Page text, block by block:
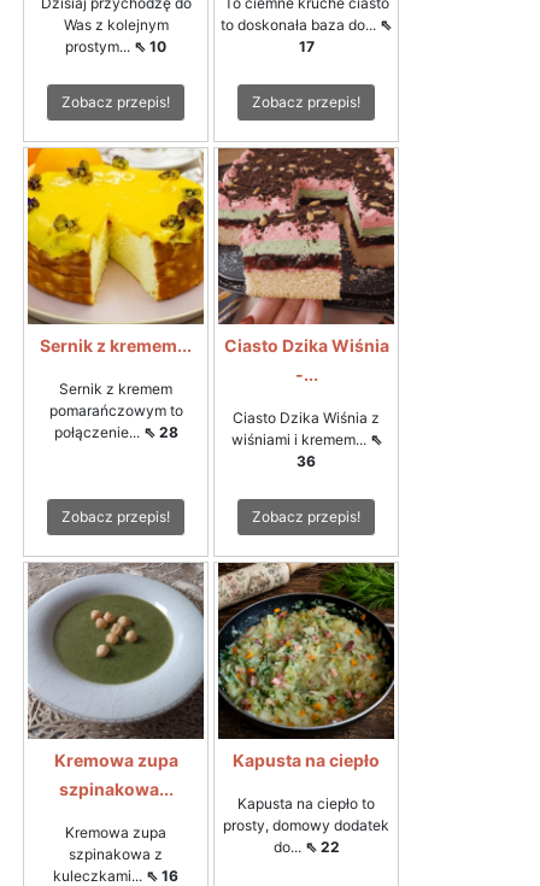
Was z kolejnym
prostym... ⇖ 10
Zobacz przepis!
to doskonała baza do... ⇖
17
Zobacz przepis!
Sernik z kremem...
Sernik z kremem
pomarańczowym to
połączenie... ⇖ 28
Zobacz przepis!
Ciasto Dzika Wiśnia
-...
Ciasto Dzika Wiśnia z
wiśniami i kremem... ⇖
36
Zobacz przepis!
Kremowa zupa
szpinakowa...
Kremowa zupa
szpinakowa z
kuleczkami... ⇖ 16
Kapusta na ciepło
Kapusta na ciepło to
prosty, domowy dodatek
do... ⇖ 22